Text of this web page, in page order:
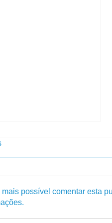
Virtual em Recife: o
mais possível comentar esta